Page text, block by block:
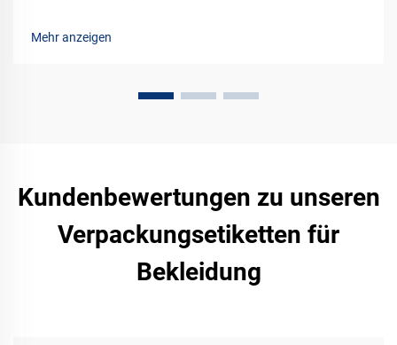
Mehr anzeigen
Kundenbewertungen zu unseren
Verpackungsetiketten für
Bekleidung